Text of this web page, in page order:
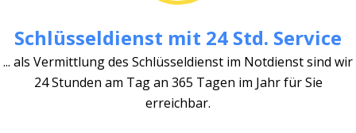
Schlüsseldienst mit 24 Std. Service
... als Vermittlung des Schlüsseldienst im Notdienst sind wir
24 Stunden am Tag an 365 Tagen im Jahr für Sie
erreichbar.